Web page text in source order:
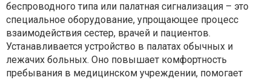
беспроводного типа или палатная сигнализация – это
специальное оборудование, упрощающее процесс
взаимодействия сестер, врачей и пациентов.
Устанавливается устройство в палатах обычных и
лежачих больных. Оно повышает комфортность
пребывания в медицинском учреждении, помогает